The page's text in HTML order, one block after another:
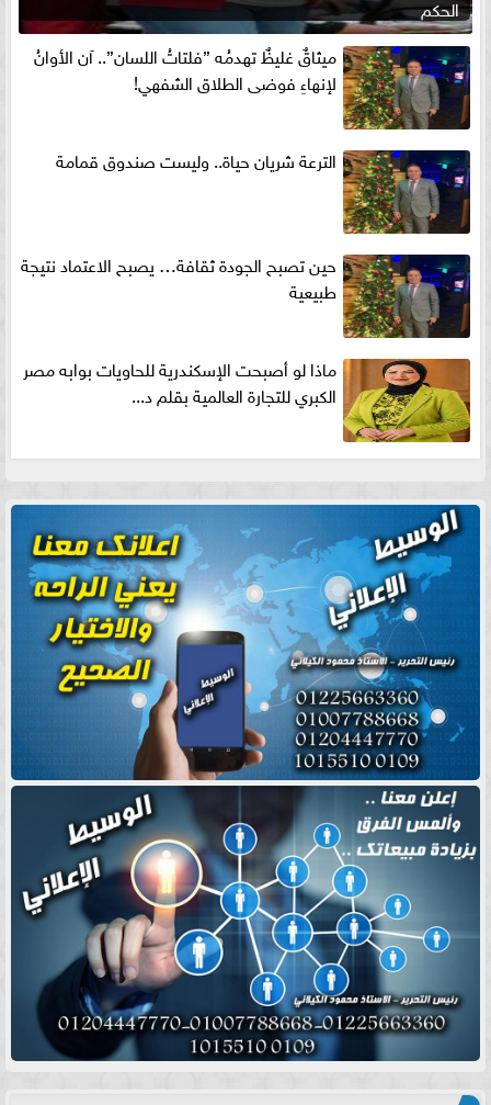
الحكم
ميثاقٌ غليظٌ تهدمُه ”فلتاتُ اللسان”.. آن الأوانُ
لإنهاءِ فوضى الطلاق الشفهي!
الترعة شريان حياة.. وليست صندوق قمامة
حين تصبح الجودة ثقافة… يصبح الاعتماد نتيجة
طبيعية
ماذا لو أصبحت الإسكندرية للحاويات بوابه مصر
الكبري للتجارة العالمية بقلم د...